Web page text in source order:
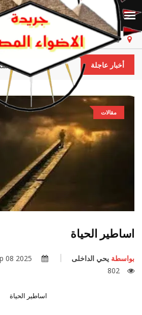
مصر الجمعة، ٧ أغسطس ٢٠٢٦
أخبار عاجلةوكيل وزارة الصحة يتسلم عمله
مقالات
اساطير الحياة
بواسطة يحي الداخلى
802
اساطير الحياة